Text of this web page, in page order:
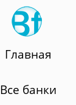
Главная
Все банки